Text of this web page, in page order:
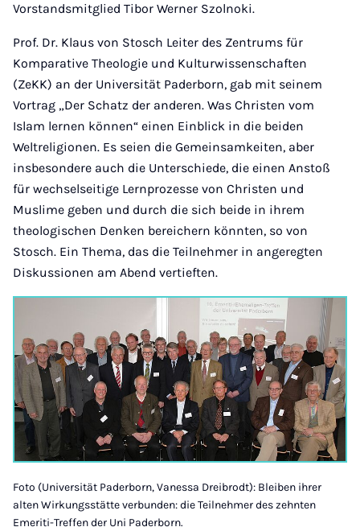
Vorstandsmitglied Tibor Werner Szolnoki.
Prof. Dr. Klaus von Stosch Leiter des Zentrums für
Komparative Theologie und Kulturwissenschaften
(ZeKK) an der Universität Paderborn, gab mit seinem
Vortrag „Der Schatz der anderen. Was Christen vom
Islam lernen können“ einen Einblick in die beiden
Weltreligionen. Es seien die Gemeinsamkeiten, aber
insbesondere auch die Unterschiede, die einen Anstoß
für wechselseitige Lernprozesse von Christen und
Muslime geben und durch die sich beide in ihrem
theologischen Denken bereichern könnten, so von
Stosch. Ein Thema, das die Teilnehmer in angeregten
Diskussionen am Abend vertieften.
Foto (Universität Paderborn, Vanessa Dreibrodt): Bleiben ihrer
alten Wirkungsstätte verbunden: die Teilnehmer des zehnten
Emeriti-Treffen der Uni Paderborn.